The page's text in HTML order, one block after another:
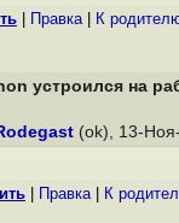
Правка| К
устроился на
(ok), 13-
Правка| К